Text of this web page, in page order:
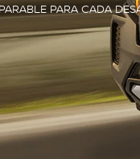
PARA CADA